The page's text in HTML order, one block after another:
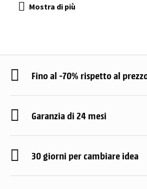
Fino al -70% rispetto al
Garanzia di 24 mesi
30 giorni per cambiare idea